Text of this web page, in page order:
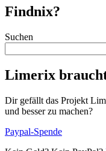
Findnix?
Suchen
Limerix
Dir gefällt das Projekt
und besser zu machen?
Paypal-Spende